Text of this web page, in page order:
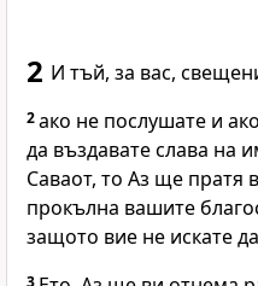
2 И тъй, за вас,
2ако не послушате и
да въздавате слава на
Саваот, то Аз ще пратя
прокълна вашите
защото вие не искате
3